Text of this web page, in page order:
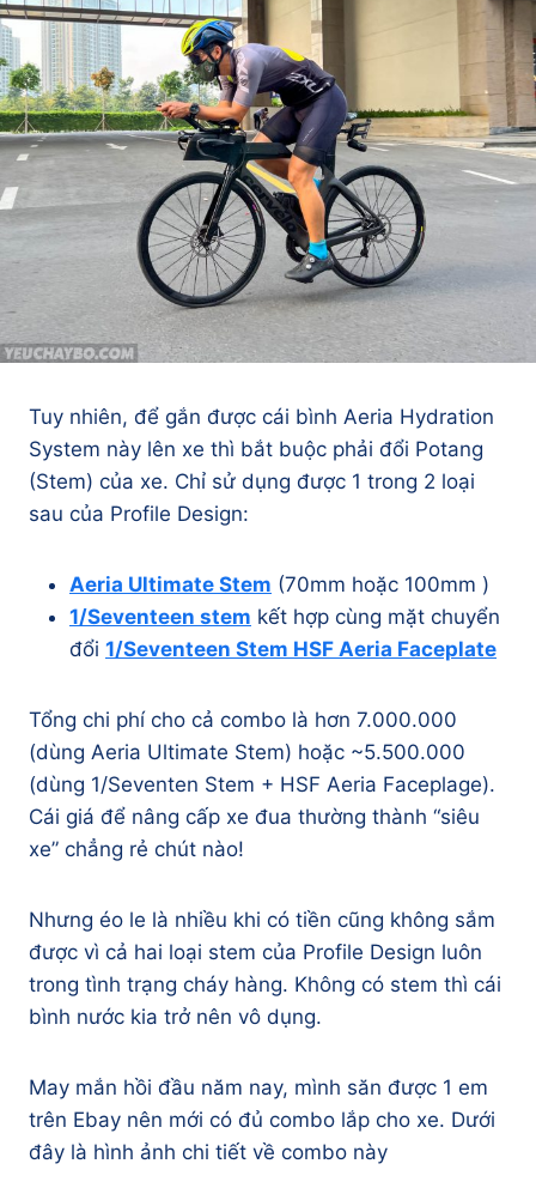
Tuy nhiên, để gắn được cái bình Aeria Hydration
System này lên xe thì bắt buộc phải đổi Potang
(Stem) của xe. Chỉ sử dụng được 1 trong 2 loại
sau của Profile Design:
Aeria Ultimate Stem (70mm hoặc 100mm )
1/Seventeen stem kết hợp cùng mặt chuyển
đổi 1/Seventeen Stem HSF Aeria Faceplate
Tổng chi phí cho cả combo là hơn 7.000.000
(dùng Aeria Ultimate Stem) hoặc ~5.500.000
(dùng 1/Seventen Stem + HSF Aeria Faceplage).
Cái giá để nâng cấp xe đua thường thành “siêu
xe” chẳng rẻ chút nào!
Nhưng éo le là nhiều khi có tiền cũng không sắm
được vì cả hai loại stem của Profile Design luôn
trong tình trạng cháy hàng. Không có stem thì cái
bình nước kia trở nên vô dụng.
May mắn hồi đầu năm nay, mình săn được 1 em
trên Ebay nên mới có đủ combo lắp cho xe. Dưới
đây là hình ảnh chi tiết về combo này